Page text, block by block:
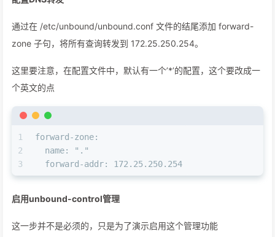
通过在 /etc/unbound/unbound.conf 文件的结尾添加 forward-
zone 子句，将所有查询转发到 172.25.250.254。
这里要注意，在配置文件中，默认有一个’*’的配置，这个要改成一
个英文的点
1
2
3
forward-zone:
  name: "."
  forward-addr: 172.25.250.254
启用unbound-control管理
这一步并不是必须的，只是为了演示启用这个管理功能